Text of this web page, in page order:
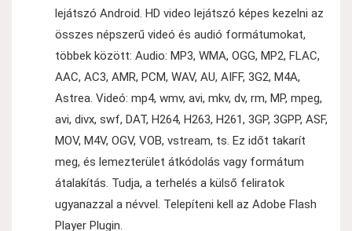
lejátszó Android. HD video lejátszó képes kezelni az
összes népszerű videó és audió formátumokat,
többek között: Audio: MP3, WMA, OGG, MP2, FLAC,
AAC, AC3, AMR, PCM, WAV, AU, AIFF, 3G2, M4A,
Astrea. Videó: mp4, wmv, avi, mkv, dv, rm, MP, mpeg,
avi, divx, swf, DAT, H264, H263, H261, 3GP, 3GPP, ASF,
MOV, M4V, OGV, VOB, vstream, ts. Ez időt takarít
meg, és lemezterület átkódolás vagy formátum
átalakítás. Tudja, a terhelés a külső feliratok
ugyanazzal a névvel. Telepíteni kell az Adobe Flash
Player Plugin.